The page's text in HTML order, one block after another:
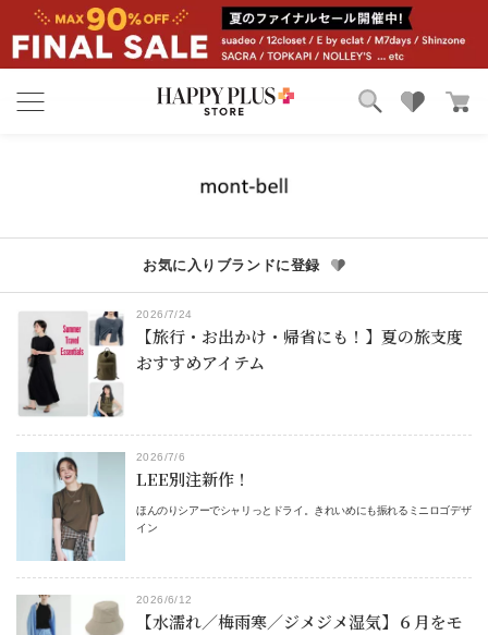
お気に入り
お気に入りブランドに登録
2026/7/24
【旅行・お出かけ・帰省にも！】夏の旅支度
おすすめアイテム
2026/7/6
LEE別注新作！
ほんのりシアーでシャリっとドライ。きれいめにも振れるミニロゴデザ
イン
2026/6/12
【水濡れ／梅雨寒／ジメジメ湿気】６月をモ